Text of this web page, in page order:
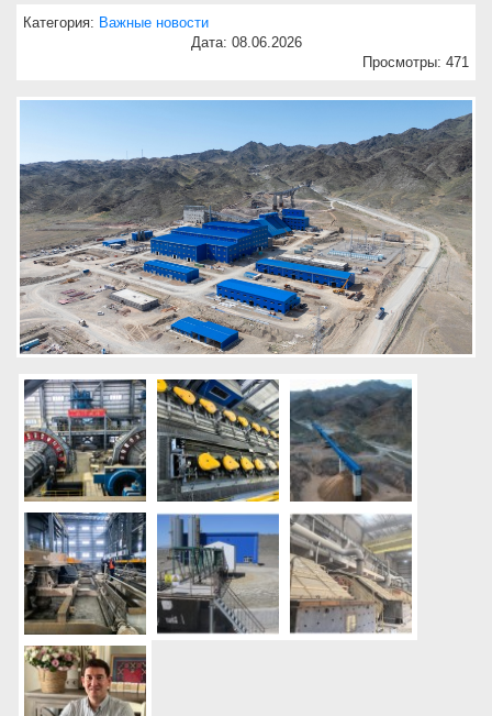
Категория: Важные новости
Дата: 08.06.2026
Просмотры: 471